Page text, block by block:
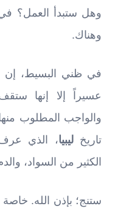
وهل ستبدأ العمل؟
وهناك.
في ظني البسيط، إن
عسيراً إلا إنها
والواجب المطلوب
تاريخليبيا، الذي عرف
الكثير من السواد،
ستنج؛ بإذن الله.